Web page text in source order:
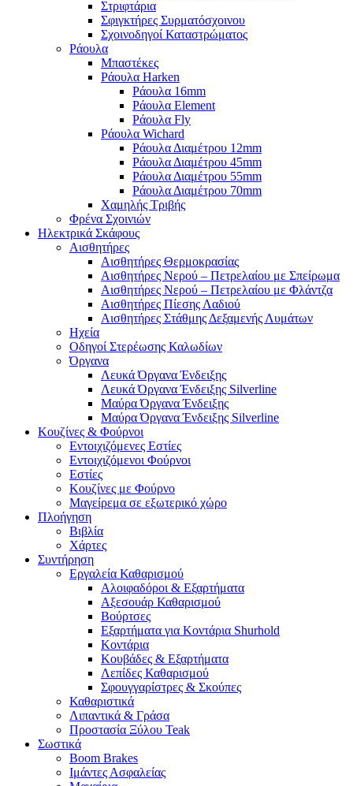
Στριφτάρια
Σφιγκτήρες Συρματόσχοινου
Σχοινοδηγοί Καταστρώματος
Ράουλα
Μπαστέκες
Ράουλα Harken
Ράουλα 16mm
Ράουλα Element
Ράουλα Fly
Ράουλα Wichard
Ράουλα Διαμέτρου 12mm
Ράουλα Διαμέτρου 45mm
Ράουλα Διαμέτρου 55mm
Ράουλα Διαμέτρου 70mm
Χαμηλής Τριβής
Φρένα Σχοινιών
Ηλεκτρικά Σκάφους
Αισθητήρες
Αισθητήρες Θερμοκρασίας
Αισθητήρες Νερού – Πετρελαίου με Σπείρωμα
Αισθητήρες Νερού – Πετρελαίου με Φλάντζα
Αισθητήρες Πίεσης Λαδιού
Αισθητήρες Στάθμης Δεξαμενής Λυμάτων
Ηχεία
Οδηγοί Στερέωσης Καλωδίων
Όργανα
Λευκά Όργανα Ένδειξης
Λευκά Όργανα Ένδειξης Silverline
Μαύρα Όργανα Ένδειξης
Μαύρα Όργανα Ένδειξης Silverline
Κουζίνες & Φούρνοι
Εντοιχιζόμενες Εστίες
Εντοιχιζόμενοι Φούρνοι
Εστίες
Κουζίνες με Φούρνο
Μαγείρεμα σε εξωτερικό χώρο
Πλοήγηση
Βιβλία
Χάρτες
Συντήρηση
Εργαλεία Καθαρισμού
Αλοιφαδόροι & Εξαρτήματα
Αξεσουάρ Καθαρισμού
Βούρτσες
Εξαρτήματα για Κοντάρια Shurhold
Κοντάρια
Κουβάδες & Εξαρτήματα
Λεπίδες Καθαρισμού
Σφουγγαρίστρες & Σκούπες
Καθαριστικά
Λιπαντικά & Γράσα
Προστασία Ξύλου Teak
Σωστικά
Boom Brakes
Ιμάντες Ασφαλείας